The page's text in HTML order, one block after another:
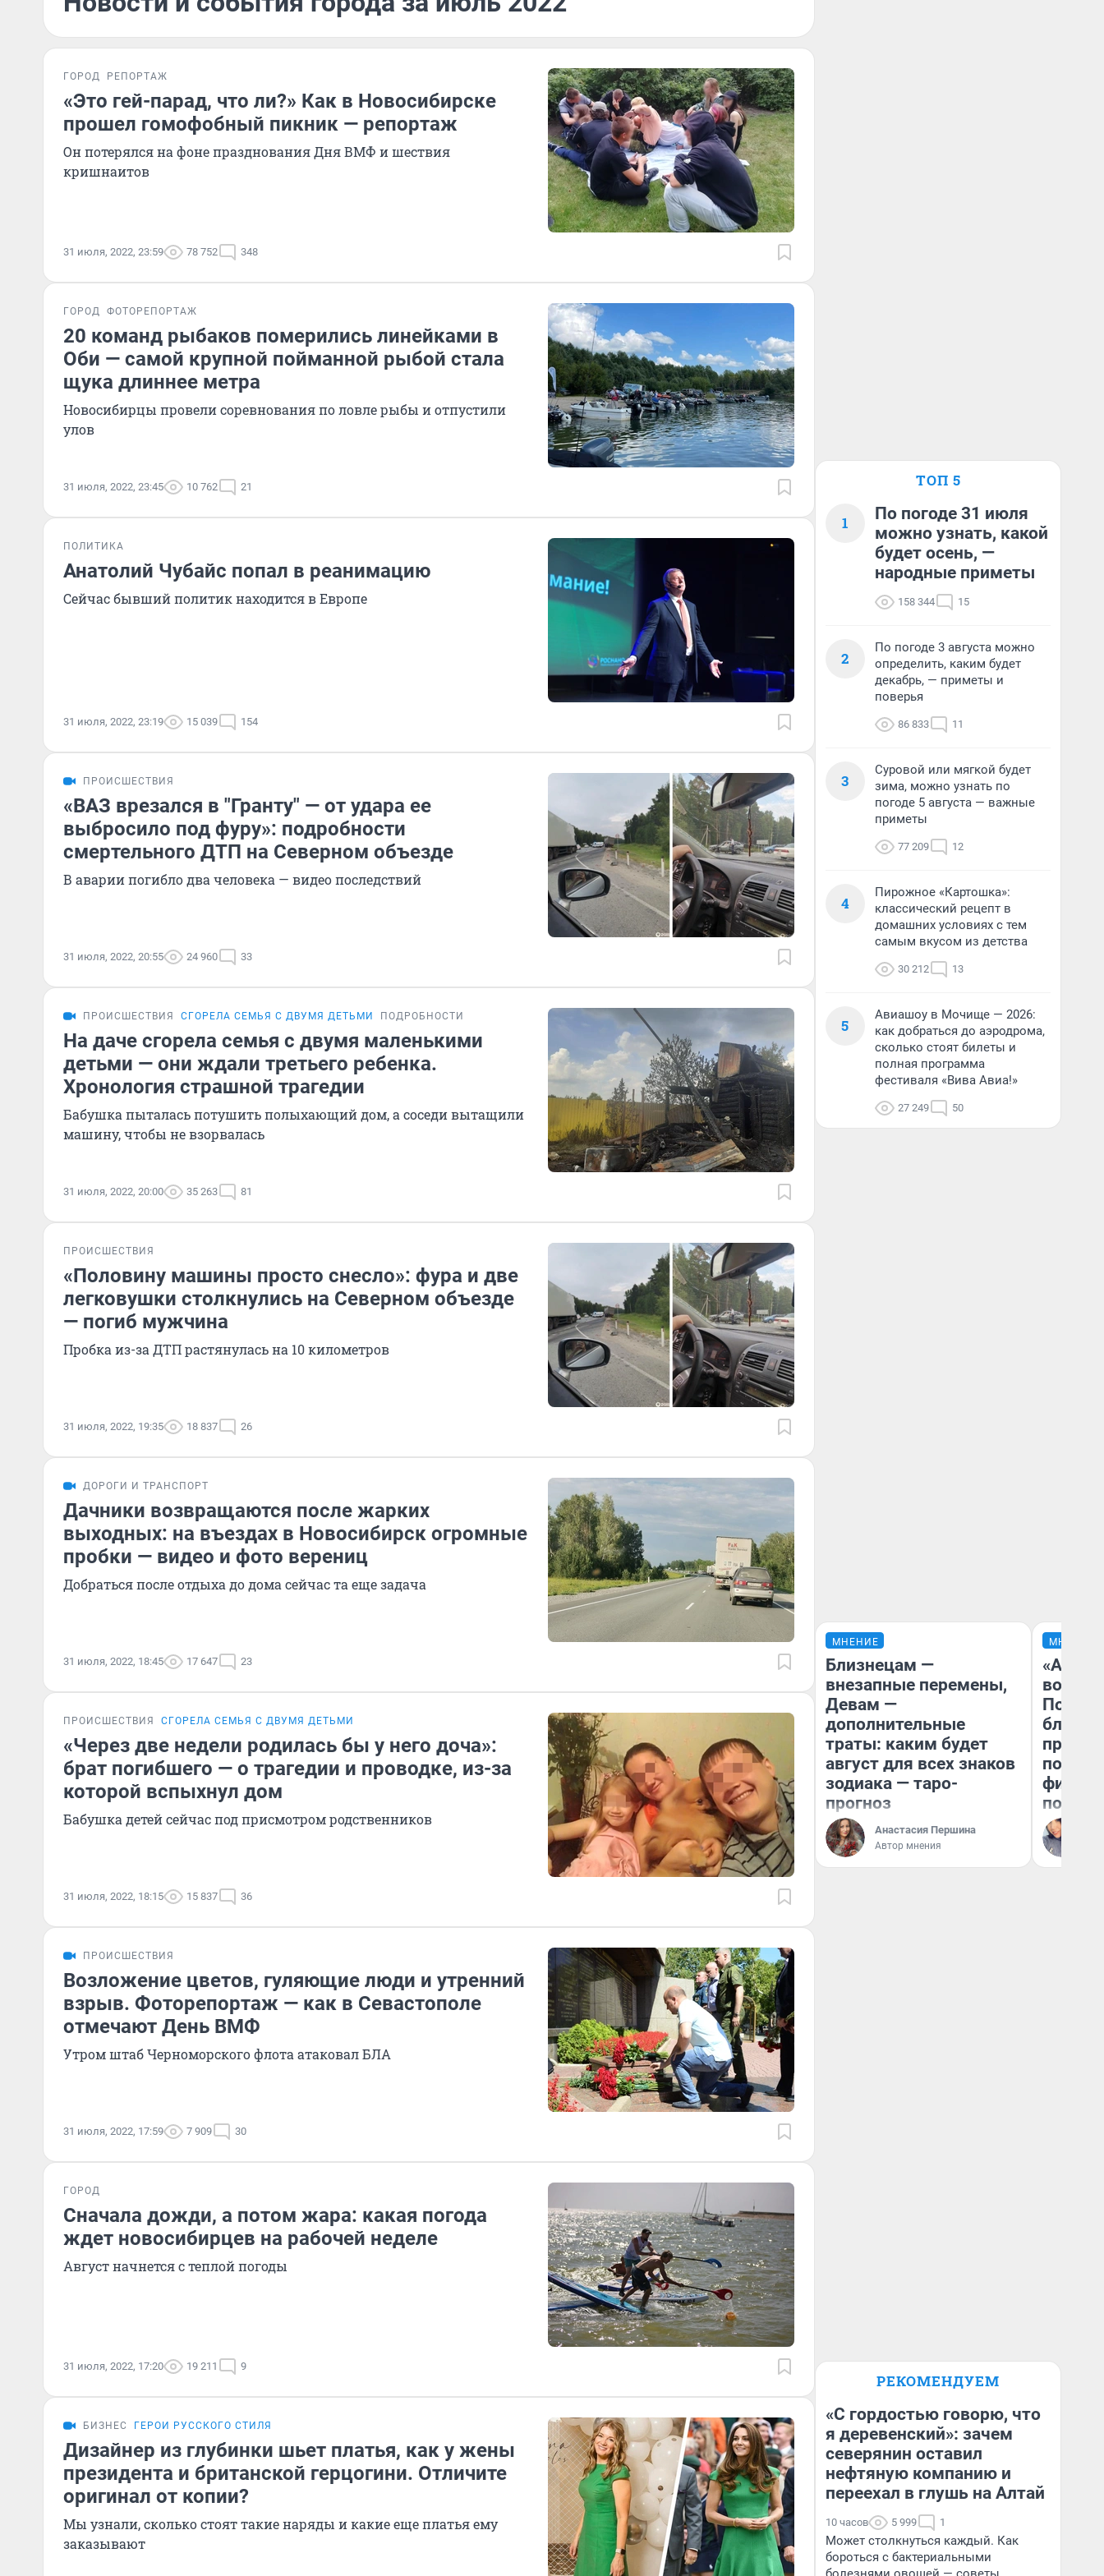
ГОРОД РЕПОРТАЖ
«Это гей-парад, что ли?» Как в Новосибирске
прошел гомофобный пикник — репортаж
Он потерялся на фоне празднования Дня ВМФ и шествия
кришнаитов
31 июля, 2022, 23:59 78 752 348
ГОРОД ФОТОРЕПОРТАЖ
20 команд рыбаков померились линейками в
Оби — самой крупной пойманной рыбой стала
щука длиннее метра
Новосибирцы провели соревнования по ловле рыбы и отпустили
улов
31 июля, 2022, 23:45 10 762 21
ПОЛИТИКА
Анатолий Чубайс попал в реанимацию
Сейчас бывший политик находится в Европе
31 июля, 2022, 23:19 15 039 154
ПРОИСШЕСТВИЯ
«ВАЗ врезался в "Гранту" — от удара ее
выбросило под фуру»: подробности
смертельного ДТП на Северном объезде
В аварии погибло два человека — видео последствий
31 июля, 2022, 20:55 24 960 33
ПРОИСШЕСТВИЯ СГОРЕЛА СЕМЬЯ С ДВУМЯ ДЕТЬМИ ПОДРОБНОСТИ
На даче сгорела семья с двумя маленькими
детьми — они ждали третьего ребенка.
Хронология страшной трагедии
Бабушка пыталась потушить полыхающий дом, а соседи вытащили
машину, чтобы не взорвалась
31 июля, 2022, 20:00 35 263 81
ПРОИСШЕСТВИЯ
«Половину машины просто снесло»: фура и две
легковушки столкнулись на Северном объезде
— погиб мужчина
Пробка из-за ДТП растянулась на 10 километров
31 июля, 2022, 19:35 18 837 26
ДОРОГИ И ТРАНСПОРТ
Дачники возвращаются после жарких
выходных: на въездах в Новосибирск огромные
пробки — видео и фото верениц
Добраться после отдыха до дома сейчас та еще задача
31 июля, 2022, 18:45 17 647 23
ПРОИСШЕСТВИЯ СГОРЕЛА СЕМЬЯ С ДВУМЯ ДЕТЬМИ
«Через две недели родилась бы у него доча»:
брат погибшего — о трагедии и проводке, из-за
которой вспыхнул дом
Бабушка детей сейчас под присмотром родственников
31 июля, 2022, 18:15 15 837 36
ПРОИСШЕСТВИЯ
Возложение цветов, гуляющие люди и утренний
взрыв. Фоторепортаж — как в Севастополе
отмечают День ВМФ
Утром штаб Черноморского флота атаковал БЛА
31 июля, 2022, 17:59 7 909 30
ГОРОД
Сначала дожди, а потом жара: какая погода
ждет новосибирцев на рабочей неделе
Август начнется с теплой погоды
31 июля, 2022, 17:20 19 211 9
БИЗНЕС ГЕРОИ РУССКОГО СТИЛЯ
Дизайнер из глубинки шьет платья, как у жены
президента и британской герцогини. Отличите
оригинал от копии?
Мы узнали, сколько стоят такие наряды и какие еще платья ему
заказывают
ТОП 5
1
По погоде 31 июля
можно узнать, какой
будет осень, —
народные приметы
158 344 15
2
По погоде 3 августа можно
определить, каким будет
декабрь, — приметы и
поверья
86 833 11
3
Суровой или мягкой будет
зима, можно узнать по
погоде 5 августа — важные
приметы
77 209 12
4
Пирожное «Картошка»:
классический рецепт в
домашних условиях с тем
самым вкусом из детства
30 212 13
5
Авиашоу в Мочище — 2026:
как добраться до аэродрома,
сколько стоят билеты и
полная программа
фестиваля «Вива Авиа!»
27 249 50
МНЕНИЕ
Близнецам —
внезапные перемены,
Девам —
дополнительные
траты: каким будет
август для всех знаков
зодиака — таро-
прогноз
Анастасия Першина
Автор мнения
МНЕНИЕ
вот
РЕКОМЕНДУЕМ
«С гордостью говорю, что
я деревенский»: зачем
северянин оставил
нефтяную компанию и
переехал в глушь на Алтай
10 часов 5 999 1
Может столкнуться каждый. Как
бороться с бактериальными